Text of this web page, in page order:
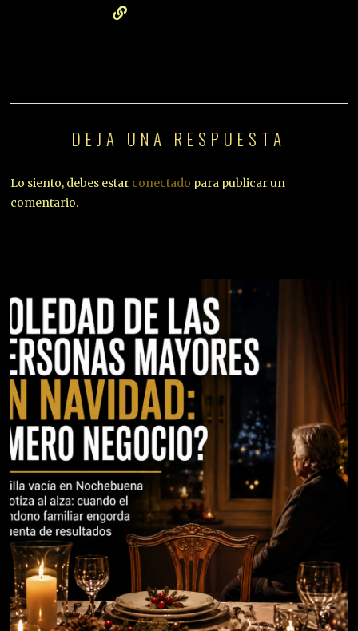
DEJA UNA RESPUESTA
Lo siento, debes estar conectado para publicar un
comentario.